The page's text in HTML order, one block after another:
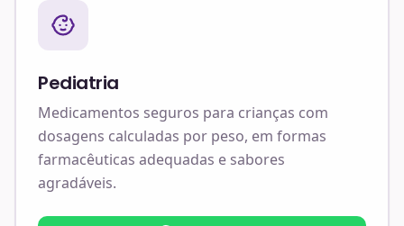
Pediatria
Medicamentos seguros para crianças com
dosagens calculadas por peso, em formas
farmacêuticas adequadas e sabores
agradáveis.